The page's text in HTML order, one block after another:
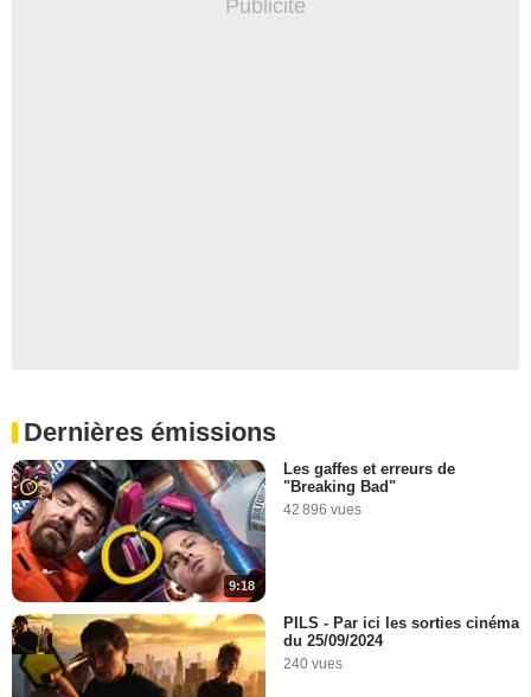
Dernières émissions
9:18
Les gaffes et erreurs de
"Breaking Bad"
42 896 vues
PILS - Par ici les sorties cinéma
du 25/09/2024
240 vues